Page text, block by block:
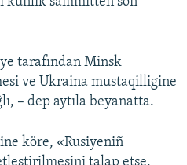
tarafından Minsk
ve Ukraina mustaqilligine
– dep aytıla beyanatta.
köre, «Rusiyeniñ